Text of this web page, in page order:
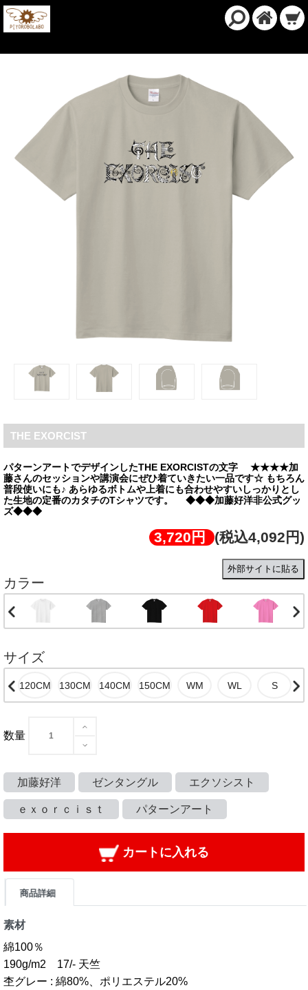
THE EXORCIST
パターンアートでデザインしたTHE EXORCISTの文字 ★★★★加
藤さんのセッションや講演会にぜひ着ていきたい一品です☆ もちろん
普段使いにも♪ あらゆるボトムや上着にも合わせやすいしっかりとし
た生地の定番のカタチのTシャツです。 ◆◆◆加藤好洋非公式グッ
ズ◆◆◆
3,720円 (税込4,092円)
外部サイトに貼る
カラー
サイズ
数量
加藤好洋 ゼンタングル エクソシスト
ｅｘｏｒｃｉｓｔ パターンアート
カートに入れる
商品詳細
素材
綿100％
190g/m2 17/- 天竺
杢グレー : 綿80%、ポリエステル20%